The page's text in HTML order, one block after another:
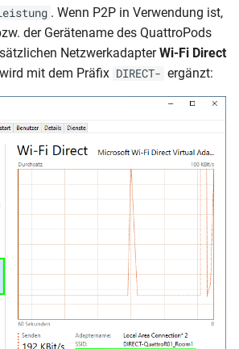
. Wenn P2P in Verwendung ist,
der Gerätename des QuattroPods
NetzwerkadapterWi-Fi Direct
mit dem Präfix DIRECT- ergänzt: